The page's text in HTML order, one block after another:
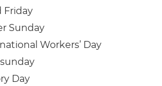
Friday
Sunday
Workers’ Day
Day